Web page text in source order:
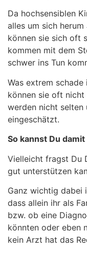
Da hochsensiblen
alles um sich
können sie sich oft
kommen mit dem
schwer ins Tun
Was extrem
können sie oft
werden nicht
eingeschätzt.
So kannst Du
Vielleicht fragst Du
gut unterstützen
Ganz wichtig dabei
dass allein ihr als
bzw. ob eine
könnten oder eben
kein Arzt hat das